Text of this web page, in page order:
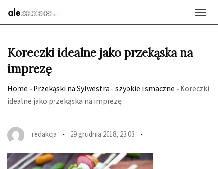
Koreczki idealne jako przekąska na
imprezę
Home -Przekąski na Sylwestra - szybkie i smaczne -Koreczki
idealne jako przekąska na imprezę
redakcja 29 grudnia 2018, 23:03